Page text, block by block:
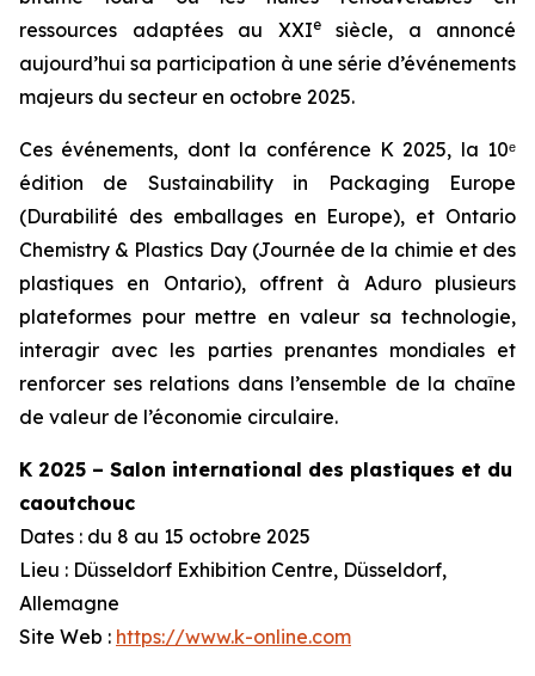
ressources adaptées au XXIesiècle, a annoncé
aujourd’hui sa participation à une série d’événements
majeurs du secteur en octobre 2025.
Ces événements, dont la conférence K 2025, la 10ᵉ
édition de Sustainability in Packaging Europe
(Durabilité des emballages en Europe), et Ontario
Chemistry & Plastics Day (Journée de la chimie et des
plastiques en Ontario), offrent à Aduro plusieurs
plateformes pour mettre en valeur sa technologie,
interagir avec les parties prenantes mondiales et
renforcer ses relations dans l’ensemble de la chaîne
de valeur de l’économie circulaire.
K 2025 – Salon international des plastiques et du
caoutchouc
Dates : du 8 au 15 octobre 2025
Lieu : Düsseldorf Exhibition Centre, Düsseldorf,
Allemagne
Site Web : https://www.k-online.com